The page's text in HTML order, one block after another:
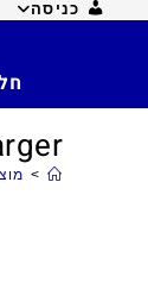
כניסה
>